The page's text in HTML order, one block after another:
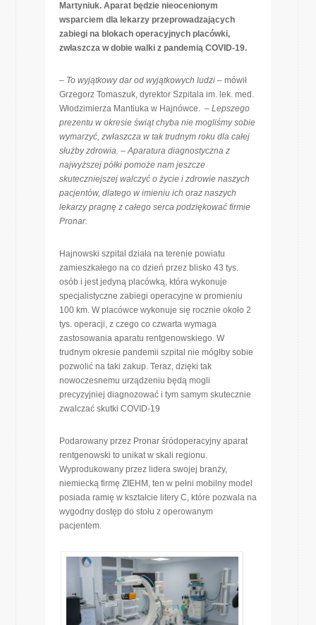
Martyniuk. Aparat będzie nieocenionym
wsparciem dla lekarzy przeprowadzających
zabiegi na blokach operacyjnych placówki,
zwłaszcza w dobie walki z pandemią COVID-19.
– To wyjątkowy dar od wyjątkowych ludzi – mówił
Grzegorz Tomaszuk, dyrektor Szpitala im. lek. med.
Włodzimierza Mantiuka w Hajnówce. – Lepszego
prezentu w okresie świąt chyba nie mogliśmy sobie
wymarzyć, zwłaszcza w tak trudnym roku dla całej
służby zdrowia. – Aparatura diagnostyczna z
najwyższej półki pomoże nam jeszcze
skuteczniejszej walczyć o życie i zdrowie naszych
pacjentów, dlatego w imieniu ich oraz naszych
lekarzy pragnę z całego serca podziękować firmie
Pronar.
Hajnowski szpital działa na terenie powiatu
zamieszkałego na co dzień przez blisko 43 tys.
osób i jest jedyną placówką, która wykonuje
specjalistyczne zabiegi operacyjne w promieniu
100 km. W placówce wykonuje się rocznie około 2
tys. operacji, z czego co czwarta wymaga
zastosowania aparatu rentgenowskiego. W
trudnym okresie pandemii szpital nie mógłby sobie
pozwolić na taki zakup. Teraz, dzięki tak
nowoczesnemu urządzeniu będą mogli
precyzyjniej diagnozować i tym samym skutecznie
zwalczać skutki COVID-19
Podarowany przez Pronar śródoperacyjny aparat
rentgenowski to unikat w skali regionu.
Wyprodukowany przez lidera swojej branży,
niemiecką firmę ZIEHM, ten w pełni mobilny model
posiada ramię w kształcie litery C, które pozwala na
wygodny dostęp do stołu z operowanym
pacjentem.